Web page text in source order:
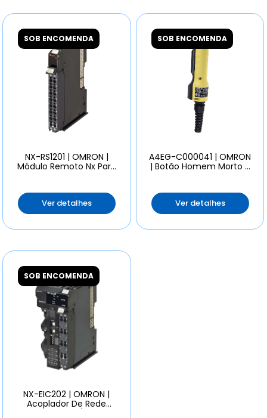
SOB ENCOMENDA
NX-RS1201 | OMRON |
Módulo Remoto Nx Para
Ver detalhes
SOB ENCOMENDA
A4EG-C000041 | OMRON
| Botão Homem Morto 2
Ver detalhes
SOB ENCOMENDA
NX-EIC202 | OMRON |
Acoplador De Rede